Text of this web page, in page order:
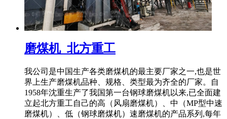
磨煤机_北方重工
我公司是中国生产各类磨煤机的最主要厂家之一,也是世
界上生产磨煤机品种、规格、类型最为齐全的厂家。自
1958年沈重生产了我国第一台钢球磨煤机以来,已全面建
立起北方重工自己的高（风扇磨煤机）、中（MP型中速
磨煤机）、低（钢球磨煤机）速磨煤机的产品系列,每年